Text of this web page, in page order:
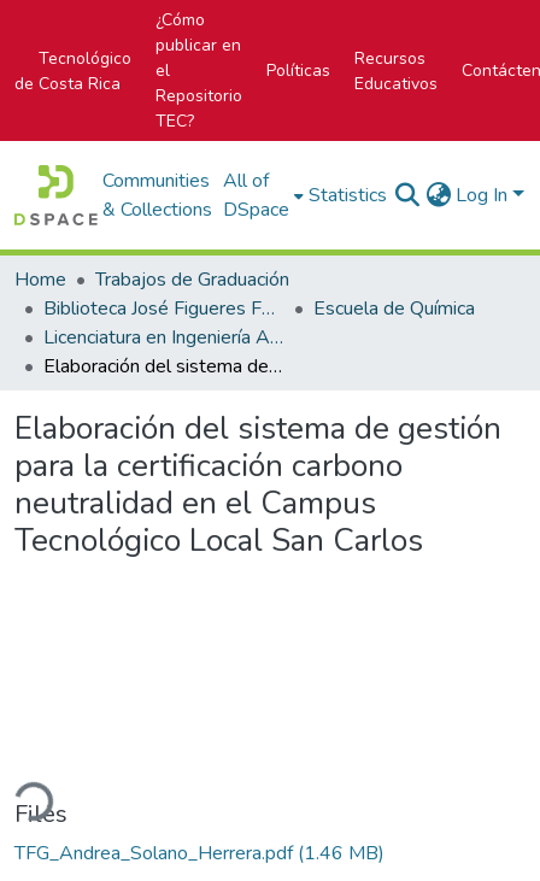
Tecnológico
de Costa Rica
¿Cómo
publicar en
el
Repositorio
TEC?
Políticas
Recursos
Educativos
Communities
& Collections
All of
DSpace
Statistics Log In
Home
Trabajos de Graduación
Biblioteca José Figueres Ferrer
Escuela de Química
Licenciatura en Ingeniería Ambiental
Elaboración del sistema de gestión para la certificación carbono neutralidad en el Campus Tecnológico Local San Carlos
Elaboración del sistema de gestión
para la certificación carbono
neutralidad en el Campus
Tecnológico Local San Carlos
Loading...
Files
TFG_Andrea_Solano_Herrera.pdf(1.46 MB)